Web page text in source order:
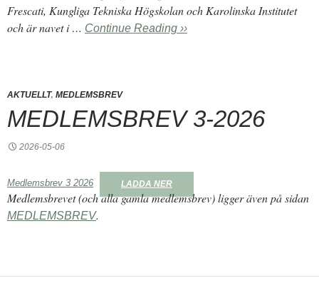
Frescati, Kungliga Tekniska Högskolan och Karolinska Institutet
och är navet i … Continue Reading ››
AKTUELLT, MEDLEMSBREV
MEDLEMSBREV 3-2026
2026-05-06
Medlemsbrev 3 2026 LADDA NER
Medlemsbrevet (och alla gamla medlemsbrev) ligger även på sidan
MEDLEMSBREV.